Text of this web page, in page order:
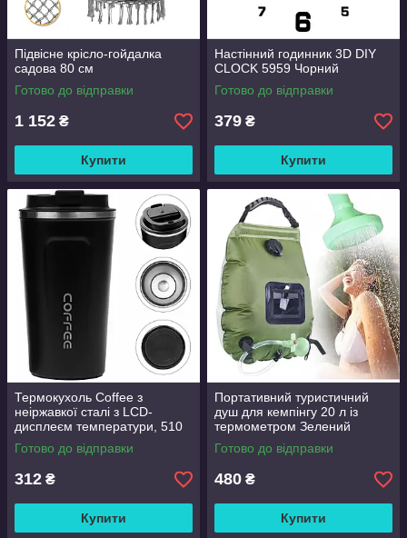
Підвісне крісло-гойдалка
садова 80 см
Готово до відправки
1 152 ₴
Купити
Настінний годинник 3D DIY
CLOCK 5959 Чорний
Готово до відправки
379 ₴
Купити
Термокухоль Coffee з
неіржавкої сталі з LCD-
дисплеєм температури, 510
мл Чорний
Готово до відправки
312 ₴
Купити
Портативний туристичний
душ для кемпінгу 20 л із
термометром Зелений
Готово до відправки
480 ₴
Купити